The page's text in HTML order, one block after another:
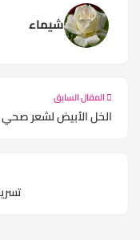
شيماء
المقال السابق
الخل الأبيض لشعر